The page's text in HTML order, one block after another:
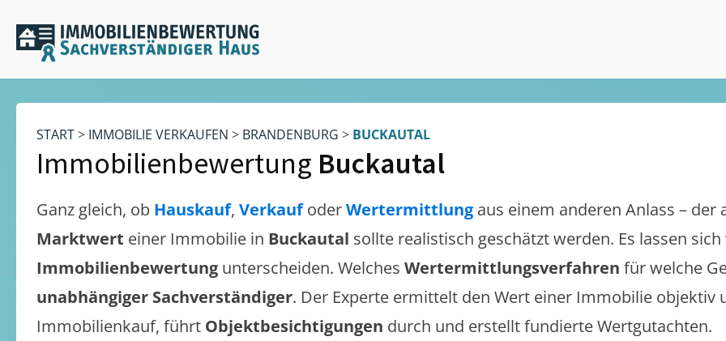
START> IMMOBILIE VERKAUFEN > BRANDENBURG > BUCKAUTAL
Immobilienbewertung Buckautal
Ganz gleich, ob Hauskauf, VerkaufoderWertermittlung aus einem anderen Anlass – der
Marktwert einer Immobilie in Buckautal sollte realistisch geschätzt werden. Es lassen
Immobilienbewertung unterscheiden. Welches Wertermittlungsverfahren für welche
unabhängiger Sachverständiger. Der Experte ermittelt den Wert einer Immobilie objektiv
Immobilienkauf, führt Objektbesichtigungen durch und erstellt fundierte Wertgutachten.